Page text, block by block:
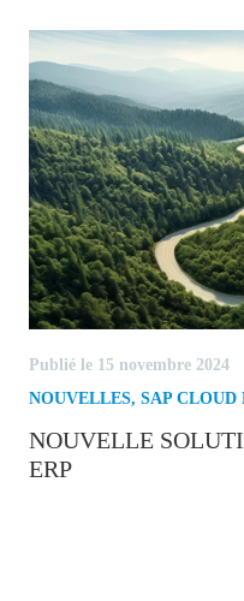
Publié le 15 novembre 2024
NOUVELLES, SAP CLOUD
NOUVELLE
ERP